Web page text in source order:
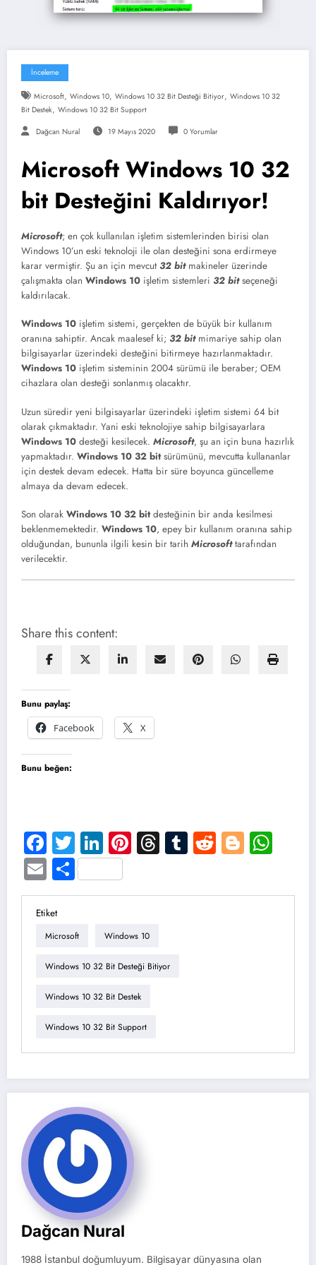
İnceleme
Microsoft, Windows 10, Windows 10 32 Bit Desteği Bitiyor, Windows 10 32
Bit Destek, Windows 10 32 Bit Support
Dağcan Nural 19 Mayıs 2020 0 Yorumlar
Microsoft Windows 10 32
bit Desteğini Kaldırıyor!
Microsoft; en çok kullanılan işletim sistemlerinden birisi olan
Windows 10’un eski teknoloji ile olan desteğini sona erdirmeye
karar vermiştir. Şu an için mevcut32 bitmakineler üzerinde
çalışmakta olan Windows 10 işletim sistemleri 32 bitseçeneği
kaldırılacak.
Windows 10 işletim sistemi, gerçekten de büyük bir kullanım
oranına sahiptir. Ancak maalesef ki; 32 bitmimariye sahip olan
bilgisayarlar üzerindeki desteğini bitirmeye hazırlanmaktadır.
Windows 10 işletim sisteminin 2004 sürümü ile beraber; OEM
cihazlara olan desteği sonlanmış olacaktır.
Uzun süredir yeni bilgisayarlar üzerindeki işletim sistemi 64 bit
olarak çıkmaktadır. Yani eski teknolojiye sahip bilgisayarlara
Windows 10 desteği kesilecek. Microsoft, şu an için buna hazırlık
yapmaktadır. Windows 10 32 bitsürümünü, mevcutta kullananlar
için destek devam edecek. Hatta bir süre boyunca güncelleme
almaya da devam edecek.
Son olarak Windows 10 32 bitdesteğinin bir anda kesilmesi
beklenmemektedir. Windows 10, epey bir kullanım oranına sahip
olduğundan, bununla ilgili kesin bir tarih Microsofttarafından
verilecektir.
Share this content:
Bunu paylaş:
Facebook
X
Bunu beğen:
Facebook
TwitterLinkedIn
Pinterest
Threads
Tumblr
Reddit
EmailShare
Etiket
Microsoft Windows 10
Windows 10 32 Bit Desteği Bitiyor
Windows 10 32 Bit Destek
Windows 10 32 Bit Support
Dağcan Nural
1988 İstanbul doğumluyum. Bilgisayar dünyasına olan